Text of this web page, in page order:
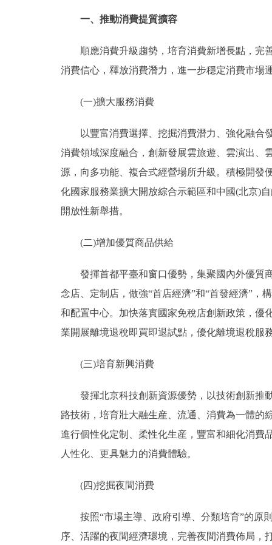
一、推動消費提質擴容
順應消費升級趨勢，培育消費新增長點，完善
消費信心，釋放消費潛力，進一步穩定消費市場
(一)擴大服務消費
以豐富消費選擇、挖掘消費潛力、強化融合發
消費領域深度融合，創新發展雲旅遊、雲演出、
源，向多功能、複合式經營場所升級。積極開發
化國家服務業擴大開放綜合示範區和中國(北京)
開放性新舉措。
(二)增加優質商品供給
發揮首都平臺和窗口優勢，集聚國內外優質商
念店、定制店，做強“首店經濟”和“首發經濟”，
和配置中心。加快落實國家免稅店創新政策，優
業開展離境退稅即買即退試點，優化離境退稅服
(三)培育新興消費
發揮北京科技創新資源優勢，以技術創新推動
路技術，培育壯大融生産、流通、消費為一體的
進行個性化定制、柔性化生産，豐富和細化消費
人性化、更具魅力的消費體驗。
(四)挖掘夜間消費
按照“市場主導、政府引導、分類培育”的原則
序、活躍的夜間經濟環境，完善夜間消費佈局，